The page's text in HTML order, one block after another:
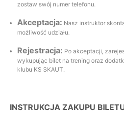
zostaw swój numer telefonu.
Akceptacja: Nasz instruktor
możliwość udziału.
Rejestracja: Po akceptacji,
wykupując bilet na trening oraz
klubu KS SKAUT.
INSTRUKCJA ZAKUPU